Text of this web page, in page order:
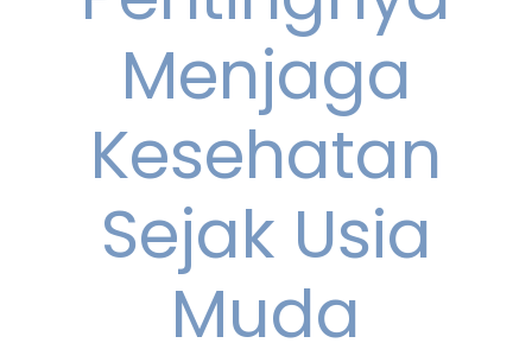
Menjaga
Kesehatan
Sejak Usia
Muda